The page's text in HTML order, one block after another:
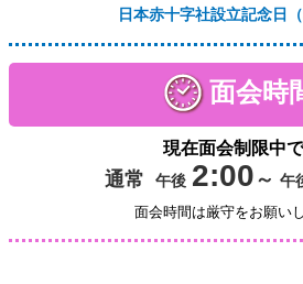
日本赤十字社設立記念日（
面会時
現在面会制限中
通常 午後 2:00 ～ 午
面会時間は厳守をお願いし